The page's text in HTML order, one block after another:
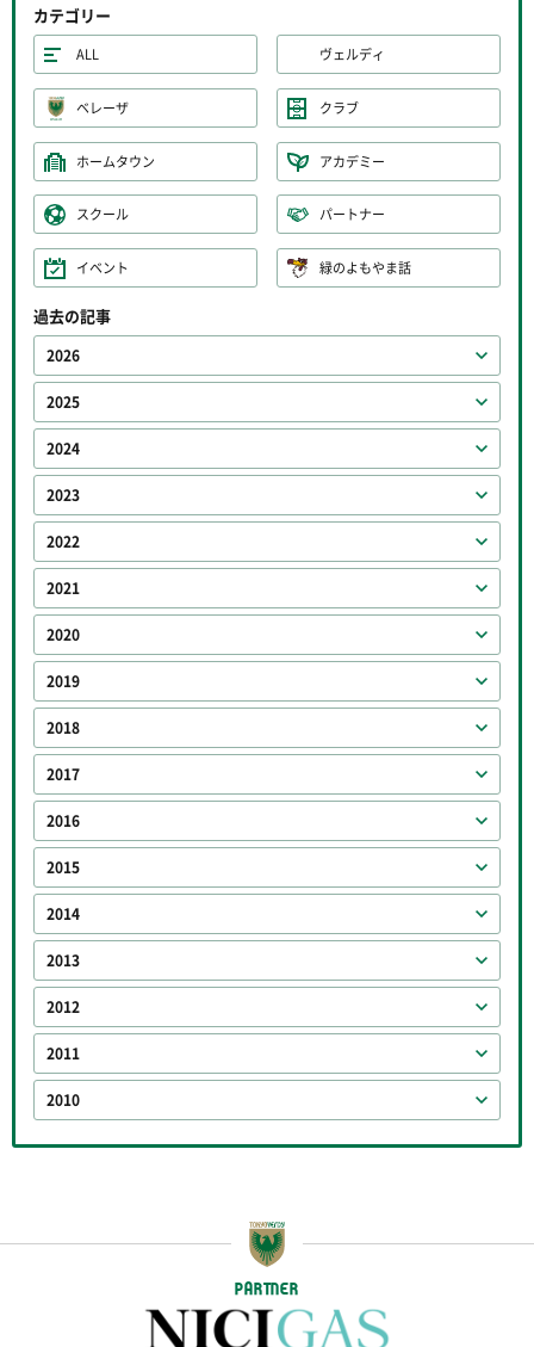
カテゴリー
ALL ヴェルディ
ベレーザ クラブ
ホームタウン アカデミー
スクール パートナー
イベント 緑のよもやま話
過去の記事
2026
2025
2024
2023
2022
2021
2020
2019
2018
2017
2016
2015
2014
2013
2012
2011
2010
PARTNER